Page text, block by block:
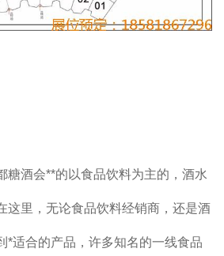
糖酒会**的以食品饮料为主的，酒水
这里，无论食品饮料经销商，还是酒
*适合的产品，许多知名的一线食品